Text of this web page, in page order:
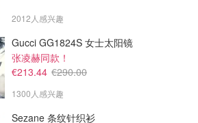
2012人感兴趣
Gucci GG1824S 女士太阳镜
张凌赫同款！
€213.44 €290.00
1300人感兴趣
Sezane 条纹针织衫